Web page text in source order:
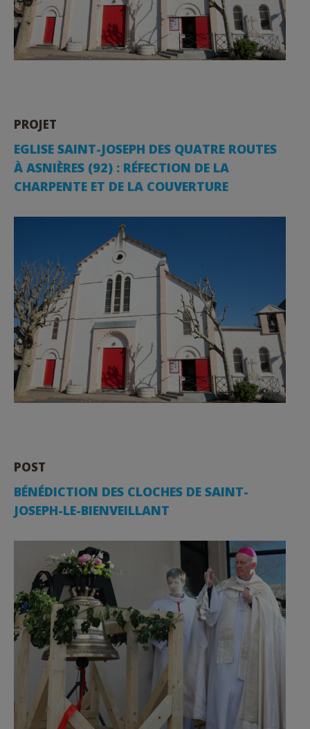
PROJET
EGLISE SAINT-JOSEPH DES QUATRE ROUTES
À ASNIÈRES (92) : RÉFECTION DE LA
CHARPENTE ET DE LA COUVERTURE
POST
BÉNÉDICTION DES CLOCHES DE SAINT-
JOSEPH-LE-BIENVEILLANT